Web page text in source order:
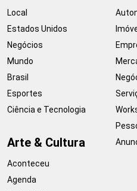
Local
Estados Unidos
Negócios
Mundo
Brasil
Esportes
Ciência e Tecnologia
Arte & Cultura
Aconteceu
Agenda